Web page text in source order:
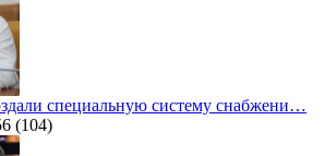
специальную систему снабжени…
(104)